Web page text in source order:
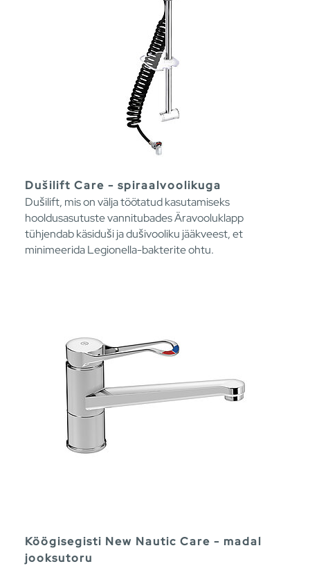
Dušilift Care - spiraalvoolikuga
Dušilift, mis on välja töötatud kasutamiseks
hooldusasutuste vannitubades Äravooluklapp
tühjendab käsiduši ja dušivooliku jääkveest, et
minimeerida Legionella-bakterite ohtu.
Köögisegisti New Nautic Care - madal
jooksutoru